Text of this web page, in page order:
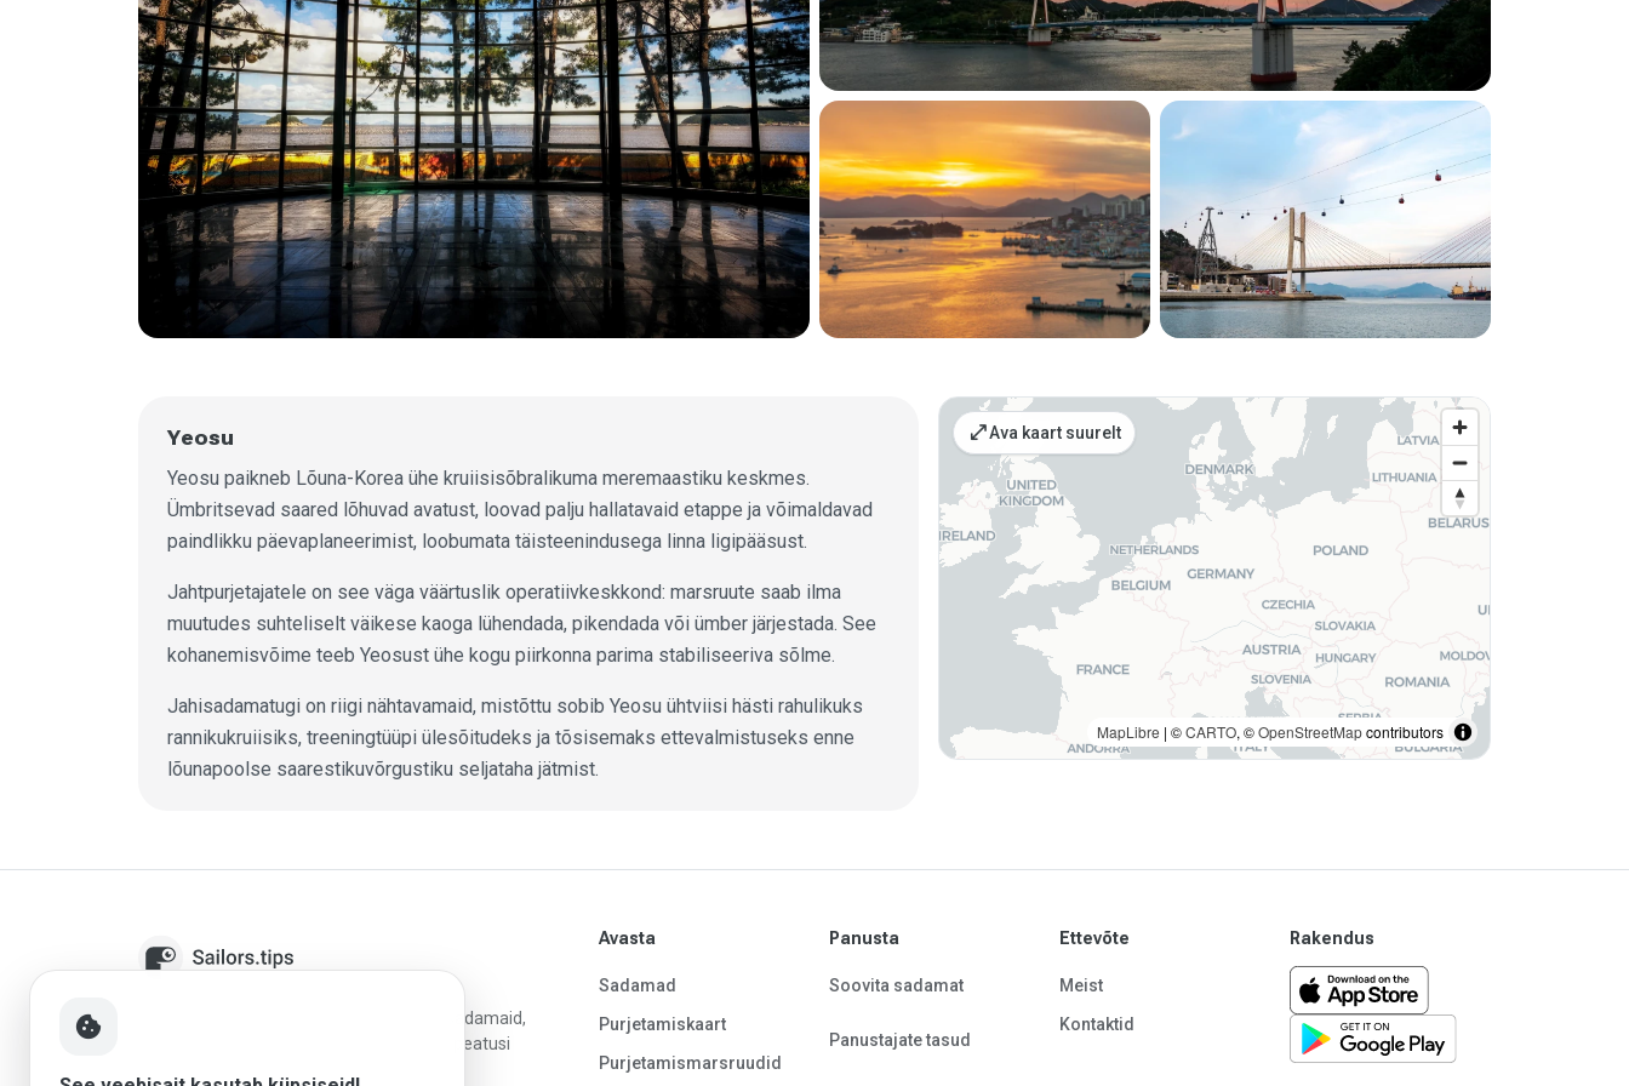
Yeosu
Yeosu paikneb Lõuna-Korea ühe kruiisisõbralikuma meremaastiku keskmes.
Ümbritsevad saared lõhuvad avatust, loovad palju hallatavaid etappe ja võimaldavad
paindlikku päevaplaneerimist, loobumata täisteenindusega linna ligipääsust.
Jahtpurjetajatele on see väga väärtuslik operatiivkeskkond: marsruute saab ilma
muutudes suhteliselt väikese kaoga lühendada, pikendada või ümber järjestada. See
kohanemisvõime teeb Yeosust ühe kogu piirkonna parima stabiliseeriva sõlme.
Jahisadamatugi on riigi nähtavamaid, mistõttu sobib Yeosu ühtviisi hästi rahulikuks
rannikukruiisiks, treeningtüüpi ülesõitudeks ja tõsisemaks ettevalmistuseks enne
lõunapoolse saarestikuvõrgustiku seljataha jätmist.
Kohad kaardil
open_in_fullAva kaart suurelt
MapLibre | ©CARTO, ©OpenStreetMapcontributors
Sailors.tips aitab kipparitel avastada jahtsadamaid,
võrrelda sihtkohti ja planeerida paremaid peatusi
Avasta
Sadamad
Purjetamiskaart
Purjetamismarsruudid
Panusta
Soovita sadamat
Panustajate tasud
Ettevõte
Meist
Kontaktid
Rakendus
cookie